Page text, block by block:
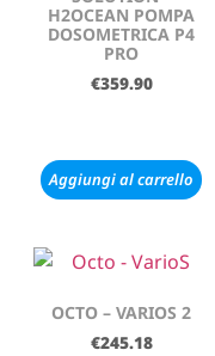
H2OCEAN POMPA
DOSOMETRICA P4
PRO
€359.90
Aggiungi al carrello
OCTO – VARIOS 2
€245.18